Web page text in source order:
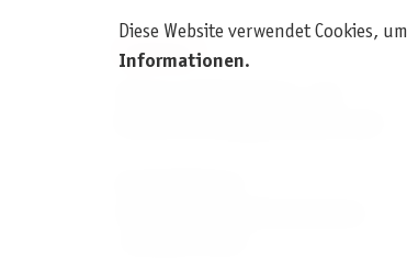
KONTAKT
Diese Website verwendet Cookies,
Informationen.